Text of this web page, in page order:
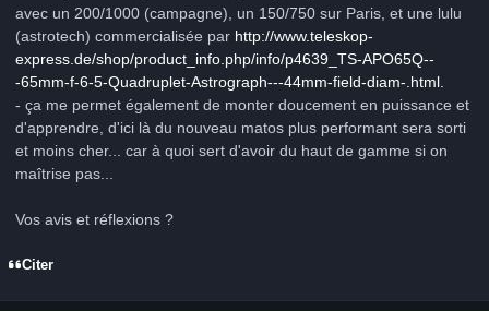
avec un 200/1000 (campagne), un 150/750 sur Paris, et une lulu
(astrotech) commercialisée par http://www.teleskop-
express.de/shop/product_info.php/info/p4639_TS-APO65Q--
-65mm-f-6-5-Quadruplet-Astrograph---44mm-field-diam-.html.
- ça me permet également de monter doucement en puissance et
d'apprendre, d'ici là du nouveau matos plus performant sera sorti
et moins cher... car à quoi sert d'avoir du haut de gamme si on
maîtrise pas...
Vos avis et réflexions ?
Citer